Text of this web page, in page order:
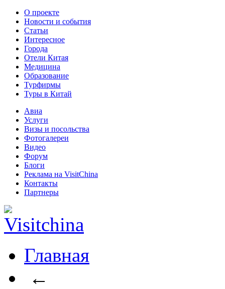
О проекте
Новости и события
Статьи
Интересное
Города
Отели Китая
Медицина
Образование
Турфирмы
Туры в Китай
Авиа
Услуги
Визы и посольства
Фотогалереи
Видео
Форум
Блоги
Реклама на VisitChina
Контакты
Партнеры
Главная
←